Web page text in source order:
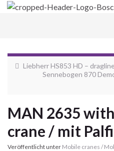
Liebherr HS853 HD –
Sennebogen 870
MAN 2635
crane / mit
Veröffentlicht unter Mobile cranes /